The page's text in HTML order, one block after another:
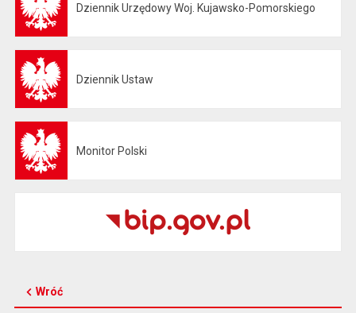
Dziennik Urzędowy Woj. Kujawsko-Pomorskiego
Dziennik Ustaw
Monitor Polski
Wróć